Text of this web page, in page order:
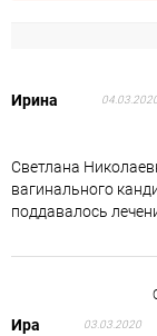
Ирина
Светлана
вагинального
поддавалось
Ира 03.03.2020